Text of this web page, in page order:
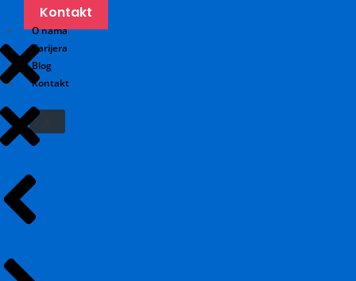
Kontakt
O nama
Karijera
Blog
Kontakt